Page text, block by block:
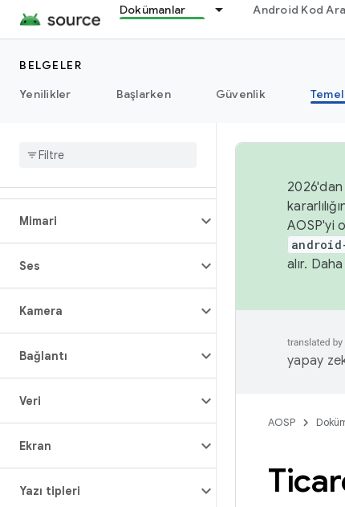
Dokümanlar Android Kod
BELGELER
Yenilikler
Başlarken Güvenlik
Mimari
Ses
Kamera
Bağlantı
Veri
Ekran
Yazı tipleri
AOSP'yi
alır.
yapay
AOSP